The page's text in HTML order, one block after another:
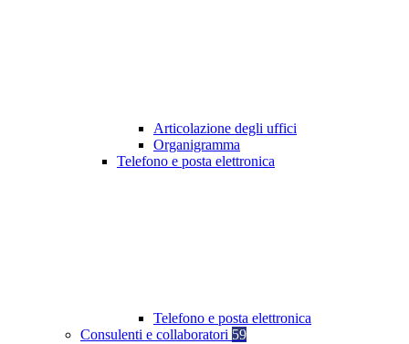
Articolazione degli uffici
Organigramma
Telefono e posta elettronica
Telefono e posta elettronica
Consulenti e collaboratori 59